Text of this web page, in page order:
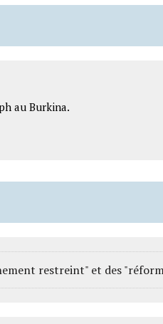
au Burkina.
restreint" et des